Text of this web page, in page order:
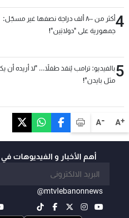
A+
A-
4
أكثر من ٨٠٠ ألف دراجة نصفها غير مسجّل:
جمهورية على "دولابَين"!
5بالفيديو: ترامب يُنقذ طفلاً... "لا أريده أن
مثل بايدن"!
أهم الأخبار و الفيديوهات في
@mtvlebanonnews